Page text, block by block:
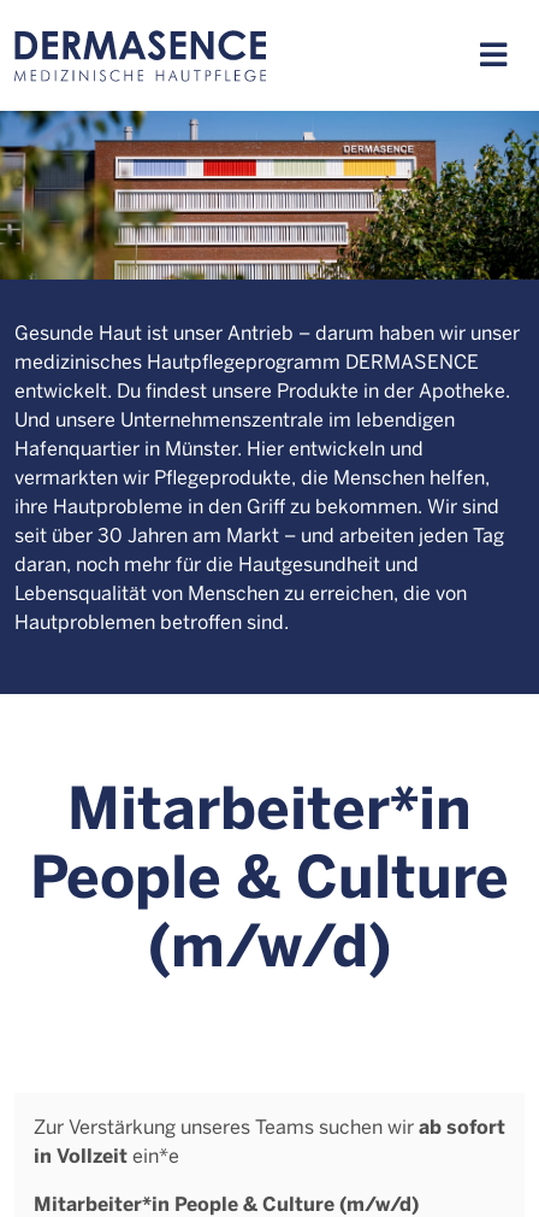
Gesunde Haut ist unser Antrieb – darum haben wir unser
medizinisches Hautpflegeprogramm DERMASENCE
entwickelt. Du findest unsere Produkte in der Apotheke.
Und unsere Unternehmenszentrale im lebendigen
Hafenquartier in Münster. Hier entwickeln und
vermarkten wir Pflegeprodukte, die Menschen helfen,
ihre Hautprobleme in den Griff zu bekommen. Wir sind
seit über 30 Jahren am Markt – und arbeiten jeden Tag
daran, noch mehr für die Hautgesundheit und
Lebensqualität von Menschen zu erreichen, die von
Hautproblemen betroffen sind.
Mitarbeiter*in
People & Culture
(m/w/d)
Zur Verstärkung unseres Teams suchen wirab sofort
in Vollzeitein*e
Mitarbeiter*in People & Culture (m/w/d)